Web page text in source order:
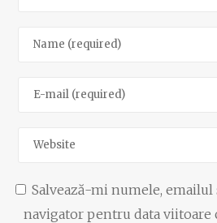
Salvează-mi numele,
navigator pentru data viitoare